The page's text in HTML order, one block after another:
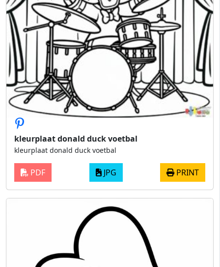
kleurplaat donald duck voetbal
kleurplaat donald duck voetbal
PDF JPG PRINT